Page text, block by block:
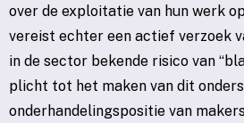
over de exploitatie van hun werk
vereist echter een actief verzoek
in de sector bekende risico van
plicht tot het maken van dit
onderhandelingspositie van